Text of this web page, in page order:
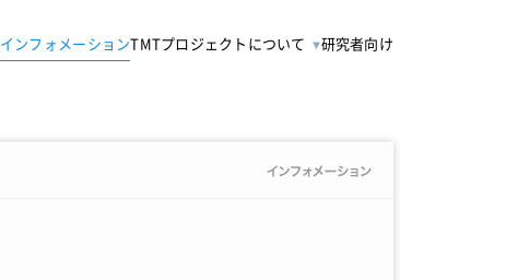
インフォメーションTMTプロジェクトについて 研究者向け